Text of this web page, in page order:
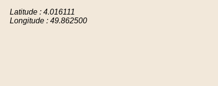
Latitude : 4.016111
Longitude : 49.862500